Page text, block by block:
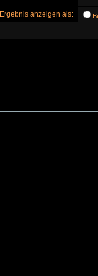
Ergebnis anzeigen als: